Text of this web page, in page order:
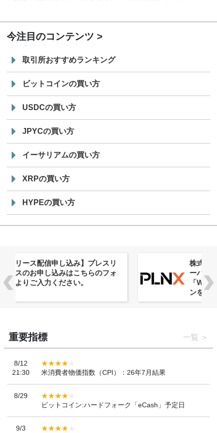
7/29
SBI VCトレード株式会社
信託型円建てステーブル
今注目のコンテンツ
取引所おすすめランキング
ビットコインの買い方
USDCの買い方
JPYCの買い方
イーサリアムの買い方
XRPの買い方
HYPEの買い方
株式会社PlnX、アジア最大級のグロ
ーバルWeb3カンファレンス
「WebX2026」とのコラボレーショ
重要指標 一覧
8/12
21:30
米消費者物価指数（CPI）：26年7月結果
8/29
ビットコイン:ハードフォーク「eCash」予定日
9/3